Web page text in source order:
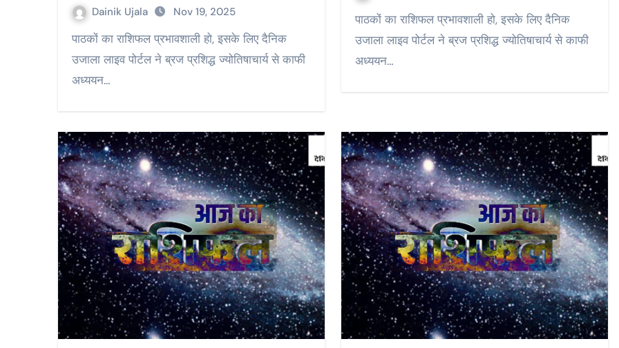
Dainik Ujala Nov 19, 2025
पाठकों का राशिफल प्रभावशाली हो, इसके लिए दैनिक
उजाला लाइव पोर्टल ने ब्रज प्रशिद्ध ज्योतिषाचार्य से काफी
अध्ययन…
पाठकों का राशिफल प्रभावशाली हो, इसके लिए दैनिक
उजाला लाइव पोर्टल ने ब्रज प्रशिद्ध ज्योतिषाचार्य से काफी
अध्ययन…